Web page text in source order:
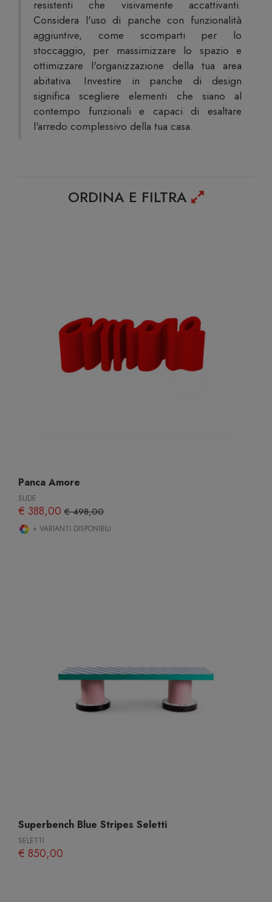
resistenti che visivamente accattivanti.
Considera l'uso di panche con funzionalità
aggiuntive, come scomparti per lo
stoccaggio, per massimizzare lo spazio e
ottimizzare l'organizzazione della tua area
abitativa. Investire in panche di design
significa scegliere elementi che siano al
contempo funzionali e capaci di esaltare
l'arredo complessivo della tua casa.
ORDINA E FILTRA
Panca Amore
SLIDE
€ 388,00 € 498,00
+ VARIANTI DISPONIBILI
Superbench Blue Stripes Seletti
SELETTI
€ 850,00